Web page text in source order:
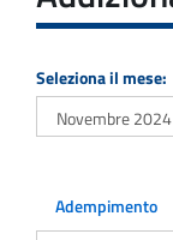
Seleziona il mese:
Adempimento